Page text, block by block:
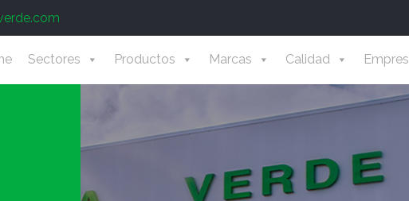
Sectores Productos Marcas Calidad